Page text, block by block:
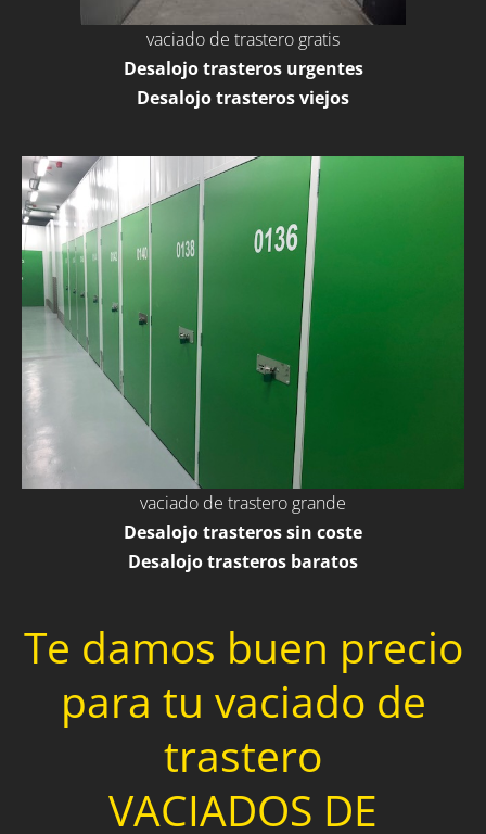
vaciado de trastero gratis
Desalojo trasteros urgentes
Desalojo trasteros viejos
vaciado de trastero grande
Desalojo trasteros sin coste
Desalojo trasteros baratos
Te damos buen precio
para tu vaciado de
trastero
VACIADOS DE